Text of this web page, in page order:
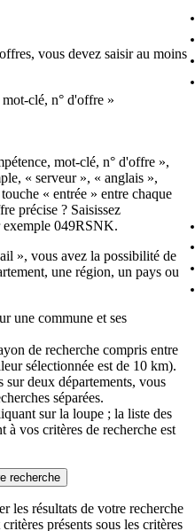
vous devez saisir au moins
clé, n° d'offre »
mot-clé, n° d'offre »,
« serveur », « anglais »,
« entrée » entre chaque
précise ? Saisissez
exemple 049RSNK.
», vous avez la possibilité de
une région, un pays ou
une commune et ses
de recherche compris entre
sélectionnée est de 10 km).
sur deux départements, vous
séparées.
sur la loupe ; la liste des
à vos critères de recherche est
recherche
les résultats de votre recherche
présents sous les critères